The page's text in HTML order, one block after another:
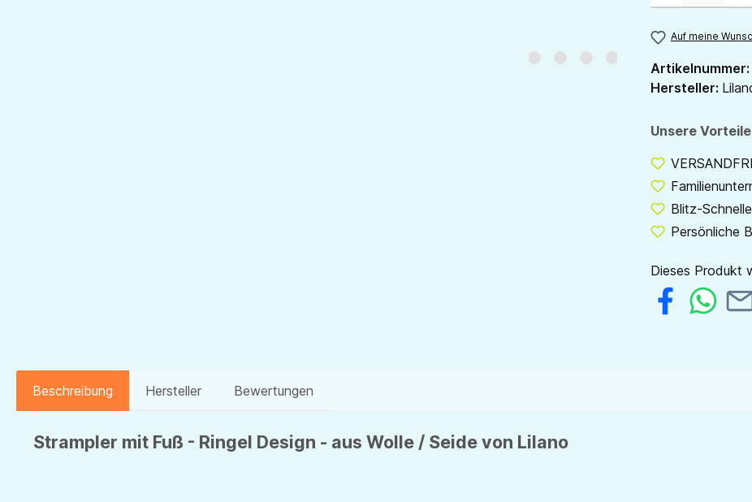
Auf meine
Artikelnummer:
Hersteller:
Unsere Vorteile
Blitz-
Persönliche
Dieses Produkt
Beschreibung Hersteller Bewertungen
Strampler mit Fuß - Ringel Design - aus Wolle / Seide von Lilano